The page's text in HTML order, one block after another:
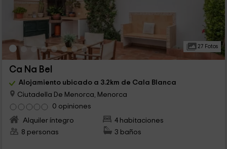
27 Fotos
Ca Na Bel
Alojamiento ubicado a 3.2km de Cala Blanca
Ciutadella De Menorca, Menorca
0 opiniones
Alquiler íntegro
4 habitaciones
8 personas
3 baños